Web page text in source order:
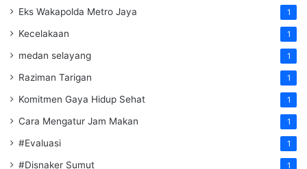
Eks Wakapolda Metro Jaya 1
Kecelakaan 1
medan selayang 1
Raziman Tarigan 1
Komitmen Gaya Hidup Sehat 1
Cara Mengatur Jam Makan 1
#Evaluasi 1
#Disnaker Sumut 1